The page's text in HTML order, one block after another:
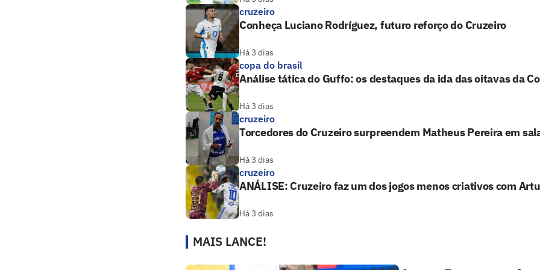
cruzeiro
Conheça Luciano Rodríguez, futuro reforço do Cruzeiro
Há 3 dias
copa do brasil
Análise tática do Guffo: os destaques da ida das oitavas da
Há 3 dias
cruzeiro
Torcedores do Cruzeiro surpreendem Matheus Pereira em
Há 3 dias
cruzeiro
ANÁLISE: Cruzeiro faz um dos jogos menos criativos com
Há 3 dias
MAIS LANCE!